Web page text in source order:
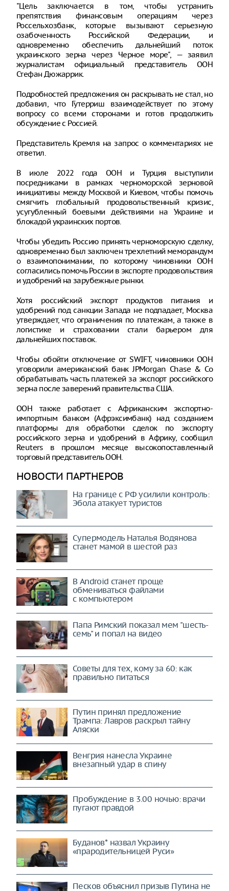
"Цель заключается в том, чтобы устранить
препятствия финансовым операциям через
Россельхозбанк, которые вызывают серьезную
озабоченность Российской Федерации, и
одновременно обеспечить дальнейший поток
украинского зерна через Черное море", — заявил
журналистам официальный представитель ООН
Стефан Дюжаррик.
Подробностей предложения он раскрывать не стал, но
добавил, что Гутерриш взаимодействует по этому
вопросу со всеми сторонами и готов продолжить
обсуждение с Россией.
Представитель Кремля на запрос о комментариях не
ответил.
В июле 2022 года ООН и Турция выступили
посредниками в рамках черноморской зерновой
инициативы между Москвой и Киевом, чтобы помочь
смягчить глобальный продовольственный кризис,
усугубленный боевыми действиями на Украине и
блокадой украинских портов.
Чтобы убедить Россию принять черноморскую сделку,
одновременно был заключен трехлетний меморандум
о взаимопонимании, по которому чиновники ООН
согласились помочь России в экспорте продовольствия
и удобрений на зарубежные рынки.
Хотя российский экспорт продуктов питания и
удобрений под санкции Запада не подпадает, Москва
утверждает, что ограничения по платежам, а также в
логистике и страховании стали барьером для
дальнейших поставок.
Чтобы обойти отключение от SWIFT, чиновники ООН
уговорили американский банк JPMorgan Chase & Co
обрабатывать часть платежей за экспорт российского
зерна после заверений правительства США.
ООН также работает с Африканским экспортно-
импортным банком (Афрэксимбанк) над созданием
платформы для обработки сделок по экспорту
российского зерна и удобрений в Африку, сообщил
Reuters в прошлом месяце высокопоставленный
торговый представитель ООН.
НОВОСТИ ПАРТНЕРОВ
На границе с РФ усилили контроль:
Эбола атакует туристов
Супермодель Наталья Водянова
станет мамой в шестой раз
В Android станет проще
обмениваться файлами
с компьютером
Папа Римский показал мем "шесть-
семь" и попал на видео
Советы для тех, кому за 60: как
правильно питаться
Путин принял предложение
Трампа: Лавров раскрыл тайну
Аляски
Венгрия нанесла Украине
внезапный удар в спину
Пробуждение в 3.00 ночью: врачи
пугают правдой
Буданов* назвал Украину
«прародительницей Руси»
Песков объяснил призыв Путина не